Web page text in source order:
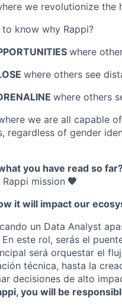
we revolutionize the
know why Rappi?
where
where others see
where others
we are all capable of
regardless of gender
you have read so
mission 🧡
it will impact our
un Data Analyst
este rol, serás el
será orquestar el
técnica, hasta la
decisiones de alto
you will be